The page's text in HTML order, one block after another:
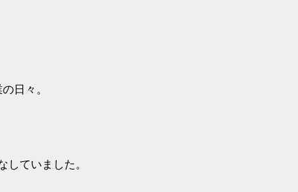
日々。
していました。